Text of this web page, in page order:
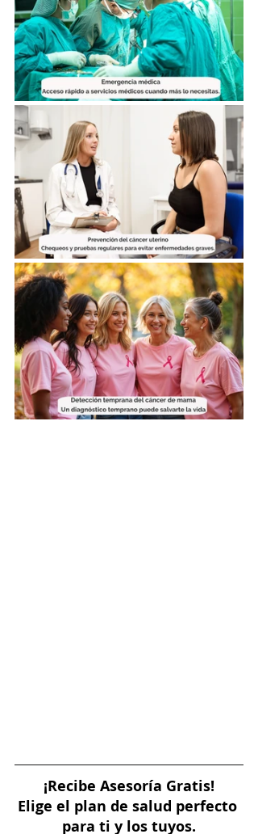
¡Recibe Asesoría Gratis!
Elige el plan de salud perfecto
para ti y los tuyos.